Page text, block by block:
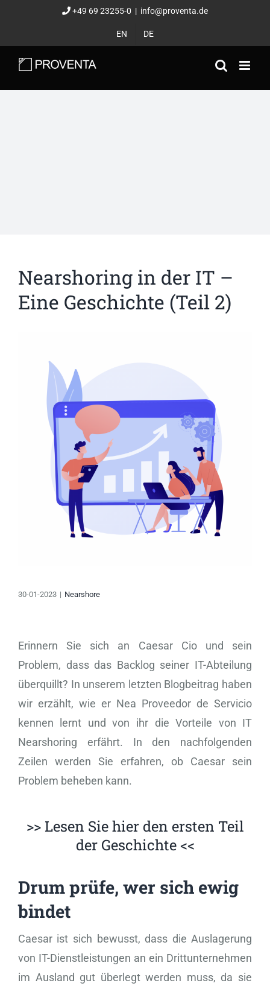
springen
+49 69 23255-0 | info@proventa.de
EN DE
Nearshoring in der IT –
Eine Geschichte (Teil 2)
grösseres
30-01-2023 | Nearshore
Erinnern Sie sich an Caesar Cio und sein
Problem, dass das Backlog seiner IT-Abteilung
überquillt? In unserem letzten Blogbeitrag haben
wir erzählt, wie er Nea Proveedor de Servicio
kennen lernt und von ihr die Vorteile von IT
Nearshoring erfährt. In den nachfolgenden
Zeilen werden Sie erfahren, ob Caesar sein
Problem beheben kann.
>> Lesen Sie hier den ersten Teil
der Geschichte <<
Drum prüfe, wer sich ewig
bindet
Caesar ist sich bewusst, dass die Auslagerung
von IT-Dienstleistungen an ein Drittunternehmen
im Ausland gut überlegt werden muss, da sie